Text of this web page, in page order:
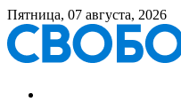
Пятница, 07 августа, 2026